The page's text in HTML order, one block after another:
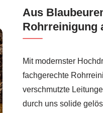
Aus
Rohrreinigung
Mit modernster
fachgerechte
verschmutzte
durch uns solide